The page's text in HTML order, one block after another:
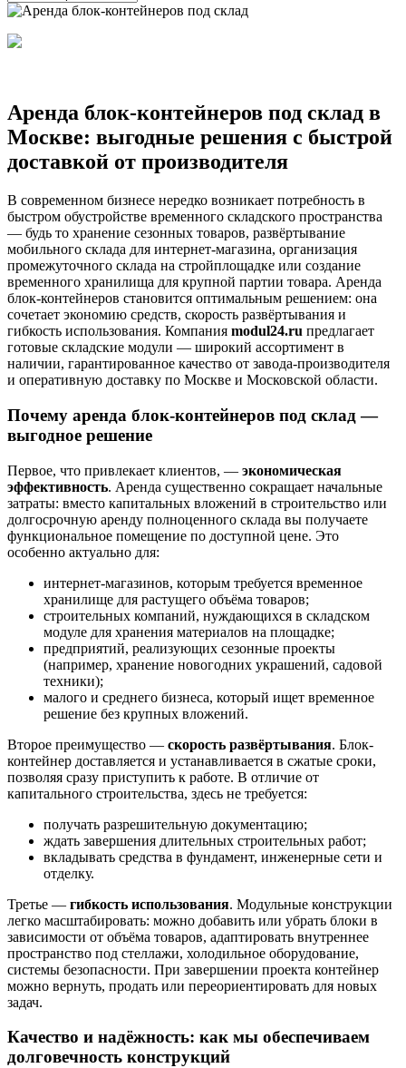
Аренда блок-контейнеров под склад в
Москве: выгодные решения с быстрой
доставкой от производителя
В современном бизнесе нередко возникает потребность в
быстром обустройстве временного складского пространства
— будь то хранение сезонных товаров, развёртывание
мобильного склада для интернет-магазина, организация
промежуточного склада на стройплощадке или создание
временного хранилища для крупной партии товара. Аренда
блок-контейнеров становится оптимальным решением: она
сочетает экономию средств, скорость развёртывания и
гибкость использования. Компания modul24.ru предлагает
готовые складские модули — широкий ассортимент в
наличии, гарантированное качество от завода-производителя
и оперативную доставку по Москве и Московской области.
Почему аренда блок-контейнеров под склад —
выгодное решение
Первое, что привлекает клиентов, — экономическая
эффективность. Аренда существенно сокращает начальные
затраты: вместо капитальных вложений в строительство или
долгосрочную аренду полноценного склада вы получаете
функциональное помещение по доступной цене. Это
особенно актуально для:
интернет-магазинов, которым требуется временное
хранилище для растущего объёма товаров;
строительных компаний, нуждающихся в складском
модуле для хранения материалов на площадке;
предприятий, реализующих сезонные проекты
(например, хранение новогодних украшений, садовой
техники);
малого и среднего бизнеса, который ищет временное
решение без крупных вложений.
Второе преимущество — скорость развёртывания. Блок-
контейнер доставляется и устанавливается в сжатые сроки,
позволяя сразу приступить к работе. В отличие от
капитального строительства, здесь не требуется:
получать разрешительную документацию;
ждать завершения длительных строительных работ;
вкладывать средства в фундамент, инженерные сети и
отделку.
Третье — гибкость использования. Модульные конструкции
легко масштабировать: можно добавить или убрать блоки в
зависимости от объёма товаров, адаптировать внутреннее
пространство под стеллажи, холодильное оборудование,
системы безопасности. При завершении проекта контейнер
можно вернуть, продать или переориентировать для новых
задач.
Качество и надёжность: как мы обеспечиваем
долговечность конструкций